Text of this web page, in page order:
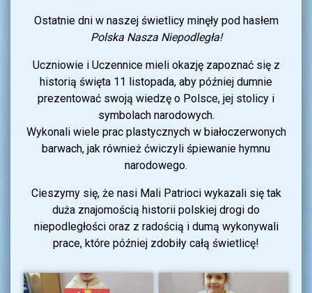
Ostatnie dni w naszej świetlicy minęły pod hasłem
Polska Nasza Niepodległa!
Uczniowie i Uczennice mieli okazję zapoznać się z
historią święta 11 listopada, aby później dumnie
prezentować swoją wiedzę o Polsce, jej stolicy i
symbolach narodowych.
Wykonali wiele prac plastycznych w białoczerwonych
barwach, jak również ćwiczyli śpiewanie hymnu
narodowego.
Cieszymy się, że nasi Mali Patrioci wykazali się tak
duża znajomością historii polskiej drogi do
niepodległości oraz z radością i dumą wykonywali
prace, które później zdobiły całą świetlicę!